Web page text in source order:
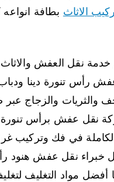
الاثاث بطافة
نقل العفش والاثاث
رأس تنورة دينا
والثريات والزجاج
نقل عفش برأس تنورة
في فك وتركيب
خبراء نقل عفش هنود
أفضل مواد التغليف